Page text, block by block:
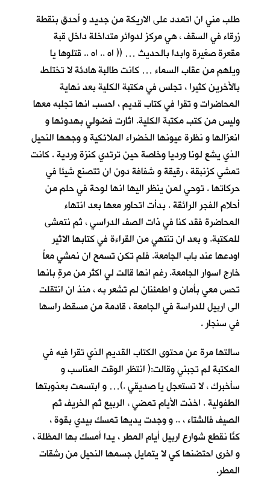
طلب مني ان اتمدد على الاريكة من جديد و أحدق بنقطة
زرقاء في السقف ، هي مركز لدوائر متداخلة داخل قبة
مقعرة صغيرة وابدا بالحديث … (( اه .. اه .. قتلوها يا
ويلهم من عقاب السماء … كانت طالبة هادئة لا تختلط
بالأخرين كثيرا ، تجلس في مكتبة الكلية بعد نهاية
المحاضرات و تقرا في كتاب قديم ، احسب انها تجلبه معها
وليس من كتب مكتبة الكلية. اثارت فضولي بهدوئها و
انعزالها و نظرة عيونها الخضراء الملائكية و وجهها النحيل
الذي يشع لونا ورديا وخاصة حين ترتدي كنزة وردية . كانت
تمشي كزنبقة ، رقيقة و شفافة دون ان تتصنع شيئا في
حركاتها . توحي لمن ينظر اليها انها لوحة في حلم من
أحلام الفجر الرائقة . بدأت اتحاور معها بعد انتهاء
المحاضرة فقد كنا في ذات الصف الدراسي ، ثم نتمشى
للمكتبة. و بعد ان تنتهي من القراءة في كتابها الاثير
اودعها عند باب الجامعة. فلم تكن تسمح ان نمشي معاً
خارج اسوار الجامعة. رغم انها قالت لي اكثر من مرةٍ بانها
تحس معي بأمان و اطمئنان لم تشعر به ، منذ ان انتقلت
الى اربيل للدراسة في الجامعة ، قادمة من مسقط راسها
في سنجار .
سالتها مرة عن محتوى الكتاب القديم الذي تقرا فيه في
المكتبة لم تجبني وقالت:( انتظر الوقت المناسب و
سأخبرك ، لا تستعجل يا صديقي .)… و ابتسمت بعذوبتها
الطفولية . اخذت الأيام تمضي ، الربيع ثم الخريف ثم
الصيف فالشتاء ، .. و وجدت يديها تمسك بيدي بقوة ،
كنّا نقطع شوارع اربيل أيام المطر ، يداً أمسك بها المظلة ،
و اخرى احتضنها كي لا يتمايل جسمها النحيل من رشقات
المطر.